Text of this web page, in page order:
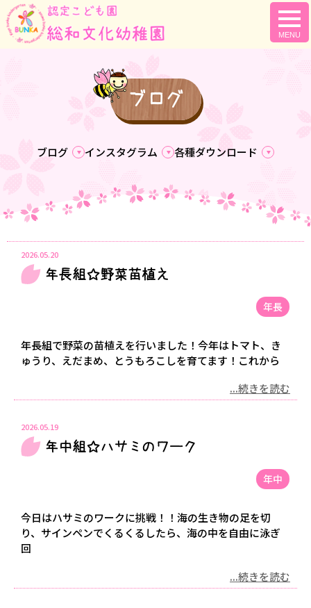
ブログ
ブログ インスタグラム 各種ダウンロード
2026.05.20
年長組☆野菜苗植え
年長
年長組で野菜の苗植えを行いました！今年はトマト、き
ゅうり、えだまめ、とうもろこしを育てます！これから
...続きを読む
2026.05.19
年中組☆ハサミのワーク
年中
今日はハサミのワークに挑戦！！海の生き物の足を切
り、サインペンでくるくるしたら、海の中を自由に泳ぎ
回
...続きを読む